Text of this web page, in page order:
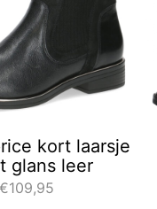
kort laarsje
glans leer
€109,95